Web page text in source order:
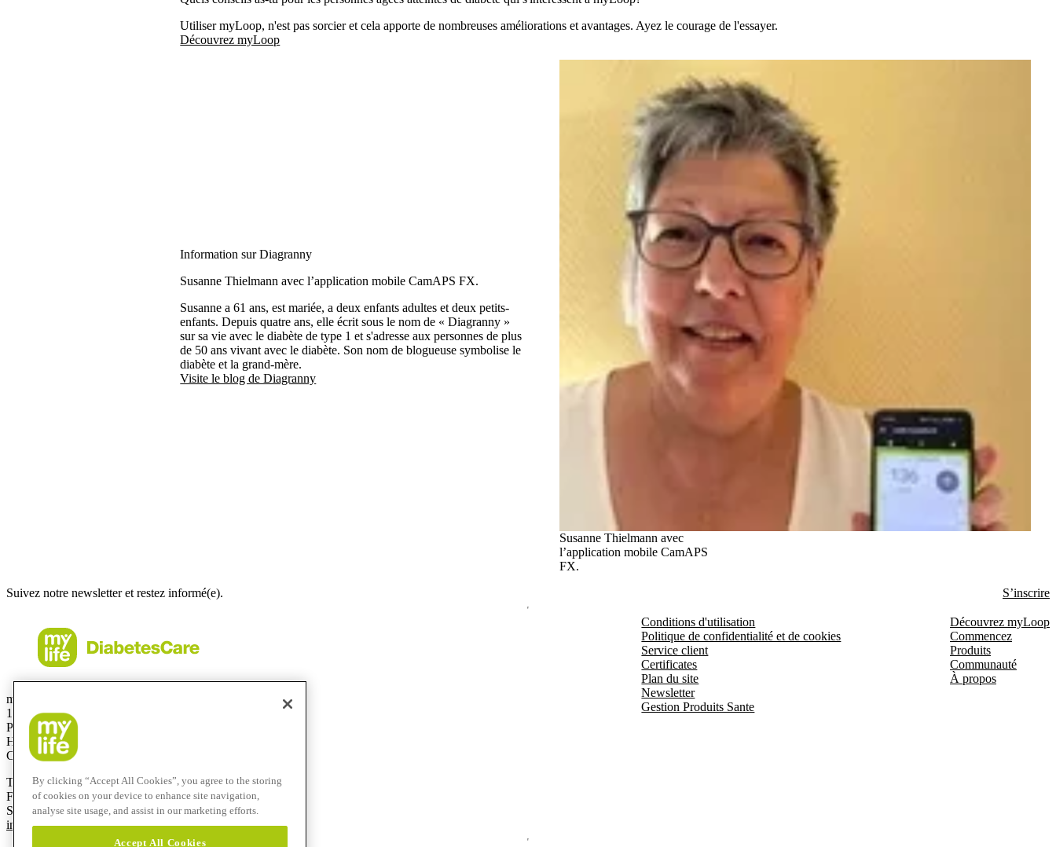
Utiliser myLoop, n'est pas sorcier et cela apporte de nombreuses améliorations et avantages. Ayez le courage de l'essayer.
Découvrez myLoop
Information sur Diagranny
Susanne Thielmann avec l’application mobile CamAPS FX.
Susanne a 61 ans, est mariée, a deux enfants adultes et deux petits-
enfants. Depuis quatre ans, elle écrit sous le nom de « Diagranny »
sur sa vie avec le diabète de type 1 et s'adresse aux personnes de plus
de 50 ans vivant avec le diabète. Son nom de blogueuse symbolise le
diabète et la grand-mère.
Visite le blog de Diagranny
Susanne Thielmann avec
l’application mobile CamAPS
FX.
Suivez notre newsletter et restez informé(e).
S’inscrire
mylife Diabetes Care Canada Inc.
1 avenue Holiday, bureau 605
Pointe-Claire, QC
H9R 5N3
Canada
T
514-695-5959
F
514-695-0909
Sans frais :1-833-695-5959
info@mylife-diabetescare.ca
Conditions d'utilisation
Politique de confidentialité et de cookies
Service client
Certificates
Plan du site
Newsletter
Gestion Produits Sante
Découvrez myLoop
Commencez
Produits
Communauté
À propos
By clicking “Accept All Cookies”, you agree to the storing
of cookies on your device to enhance site navigation,
analyse site usage, and assist in our marketing efforts.
Accept All Cookies